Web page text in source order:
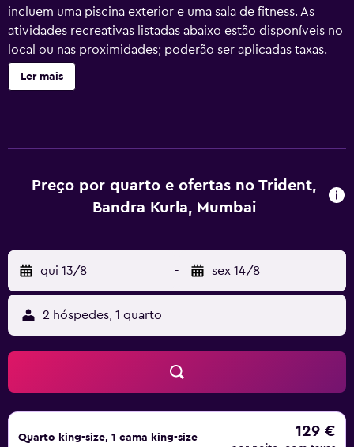
incluem uma piscina exterior e uma sala de fitness. As
atividades recreativas listadas abaixo estão disponíveis no
local ou nas proximidades; poderão ser aplicadas taxas.
Ler mais
Preço por quarto e ofertas no Trident,
Bandra Kurla, Mumbai
qui 13/8 - sex 14/8
2 hóspedes, 1 quarto
Quarto king-size, 1 cama king-size 129 €